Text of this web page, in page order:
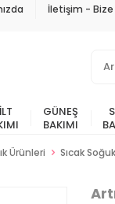
İletişim - Bize
GÜNEŞ
BAKIMI
Ürünleri Sıcak